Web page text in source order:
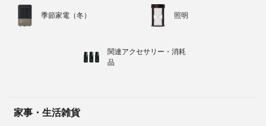
季節家電（冬） 照明
関連アクセサリー・消耗
品
家事・生活雑貨